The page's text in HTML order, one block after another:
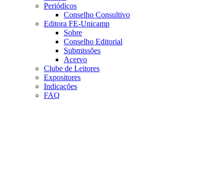
Periódicos
Conselho Consultivo
Editora FE-Unicamp
Sobre
Conselho Editorial
Submissões
Acervo
Clube de Leitores
Expositores
Indicações
FAQ